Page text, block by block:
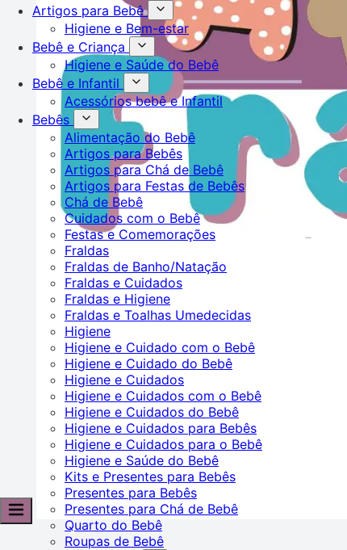
Artigos para Bebê
Higiene e Bem-estar
Bebê e Criança
Higiene e Saúde do Bebê
Bebê e Infantil
Acessórios bebê e Infantil
Bebês
Alimentação do Bebê
Artigos para Bebês
Artigos para Chá de Bebê
Artigos para Festas de Bebês
Chá de Bebê
Cuidados com o Bebê
Festas e Comemorações
Fraldas
Fraldas de Banho/Natação
Fraldas e Cuidados
Fraldas e Higiene
Fraldas e Toalhas Umedecidas
Higiene
Higiene e Cuidado com o Bebê
Higiene e Cuidado do Bebê
Higiene e Cuidados
Higiene e Cuidados com o Bebê
Higiene e Cuidados do Bebê
Higiene e Cuidados para Bebês
Higiene e Cuidados para o Bebê
Higiene e Saúde do Bebê
Kits e Presentes para Bebês
Presentes para Bebês
Presentes para Chá de Bebê
Quarto do Bebê
Roupas de Bebê